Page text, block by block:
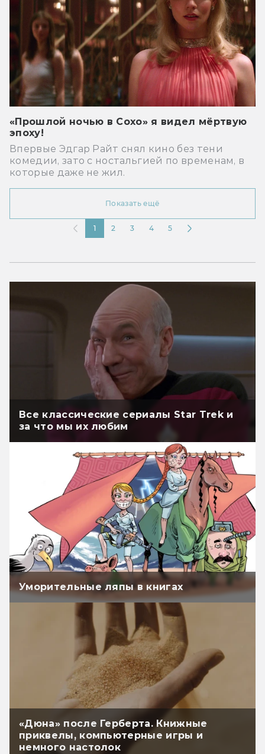
«Прошлой ночью в Сохо» я видел мёртвую
эпоху!
Впервые Эдгар Райт снял кино без тени
комедии, зато с ностальгией по временам, в
которые даже не жил.
Показать ещё
1 2 3 4 5
Все классические сериалы Star Trek и
за что мы их любим
Уморительные ляпы в книгах
«Дюна» после Герберта. Книжные
приквелы, компьютерные игры и
немного настолок